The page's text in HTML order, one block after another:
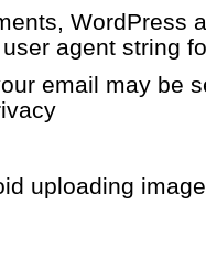
WordPress
agent string
email may be
uploading